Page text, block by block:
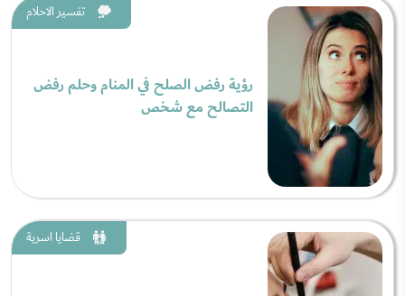
تفسير الاحلام
رؤية رفض الصلح في المنام وحلم رفض
التصالح مع شخص
قضايا اسرية